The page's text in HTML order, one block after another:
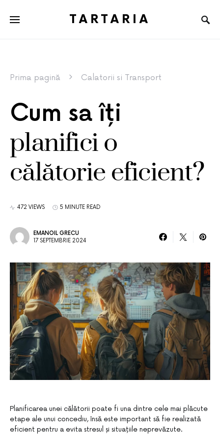
TARTARIA
Prima pagină Calatorii si Transport
Cum sa îți
planifici o
călătorie eficient?
472 VIEWS 5 MINUTE READ
EMANOIL GRECU
17 SEPTEMBRIE 2024
Planificarea unei călătorii poate fi una dintre cele mai plăcute
etape ale unui concediu, însă este important să fie realizată
eficient pentru a evita stresul și situațiile neprevăzute.